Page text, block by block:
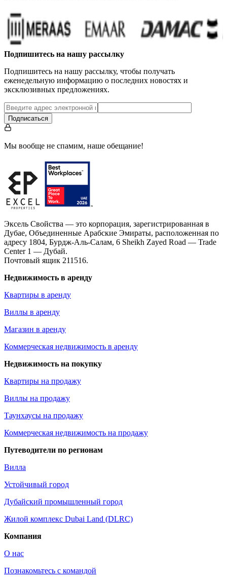
Подпишитесь на нашу рассылку
Подпишитесь на нашу рассылку, чтобы получать
еженедельную информацию о последних новостях и
эксклюзивных предложениях.
Подписаться
Мы вообще не спамим, наше обещание!
Эксель Свойства — это корпорация, зарегистрированная в
Дубае, Объединенные Арабские Эмираты, расположенная по
адресу 1804, Бурдж-Аль-Салам, 6 Sheikh Zayed Road — Trade
Center 1 — Дубай.
Почтовый ящик 211516.
Недвижимость в аренду
Квартиры в аренду
Виллы в аренду
Магазин в аренду
Коммерческая недвижимость в аренду
Недвижимость на покупку
Квартиры на продажу
Виллы на продажу
Таунхаусы на продажу
Коммерческая недвижимость на продажу
Путеводители по регионам
Вилла
Устойчивый город
Дубайский промышленный город
Жилой комплекс Dubai Land (DLRC)
Компания
О нас
Познакомьтесь с командой